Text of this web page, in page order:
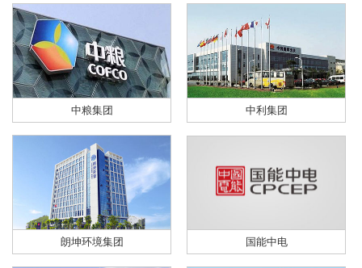
中粮集团 中利集团
朗坤环境集团 国能中电